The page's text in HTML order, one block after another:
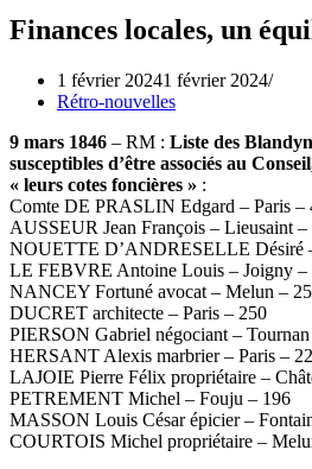
Finances locales, un
1 février 20241 février 2024
Rétro-nouvelles
9 mars 1846 – RM : Liste des
susceptibles d’être associés au
« leurs cotes foncières » :
Comte DE PRASLIN Edgard – Paris –
AUSSEUR Jean François – Lieusaint –
NOUETTE D’ANDRESELLE Désiré
LE FEBVRE Antoine Louis – Joigny –
NANCEY Fortuné avocat – Melun –
DUCRET architecte – Paris – 250
PIERSON Gabriel négociant –
HERSANT Alexis marbrier – Paris –
LAJOIE Pierre Félix propriétaire –
PETREMENT Michel – Fouju – 196
MASSON Louis César épicier –
COURTOIS Michel propriétaire –